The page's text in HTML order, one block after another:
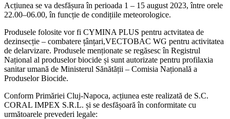
Cluj-
Acțiunea se va desfășura în perioada 1 – 15 august 2023, între orele
22.00–06.00, în funcție de condițiile meteorologice.
Produsele folosite vor fi CYMINA PLUS pentru actvitatea de
dezinsecție – combatere țânțari,VECTOBAC WG pentru activitatea
de delarvizare. Produsele menționate se regăsesc în Registrul
Național al produselor biocide și sunt autorizate pentru profilaxia
sanitar umană de Ministerul Sănătății – Comisia Națională a
Produselor Biocide.
Conform Primăriei Cluj-Napoca, acțiunea este realizată de S.C.
CORAL IMPEX S.R.L. și se desfășoară în conformitate cu
următoarele prevederi legale: